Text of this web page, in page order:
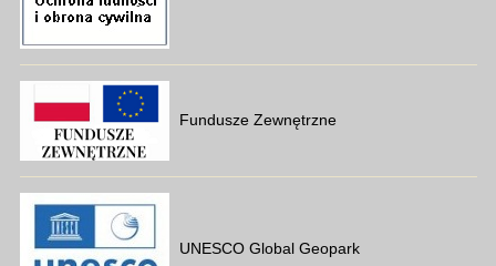
Fundusze Zewnętrzne
UNESCO Global Geopark